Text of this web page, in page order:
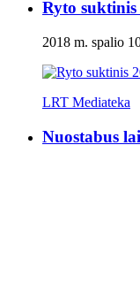
Ryto
2018 m. spalio
LRT Mediateka
Nuostabus